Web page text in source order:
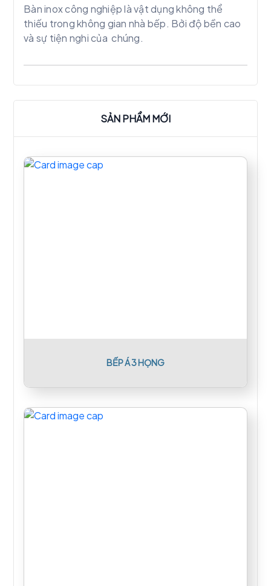
Bàn inox công nghiệp là vật dụng không thể
thiếu trong không gian nhà bếp. Bởi độ bền cao
và sự tiện nghi của chúng.
SẢN PHẨM MỚI
BẾP Á 3 HỌNG